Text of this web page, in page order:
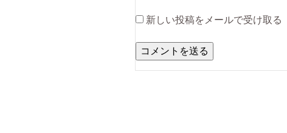
新しい投稿をメールで受け取る